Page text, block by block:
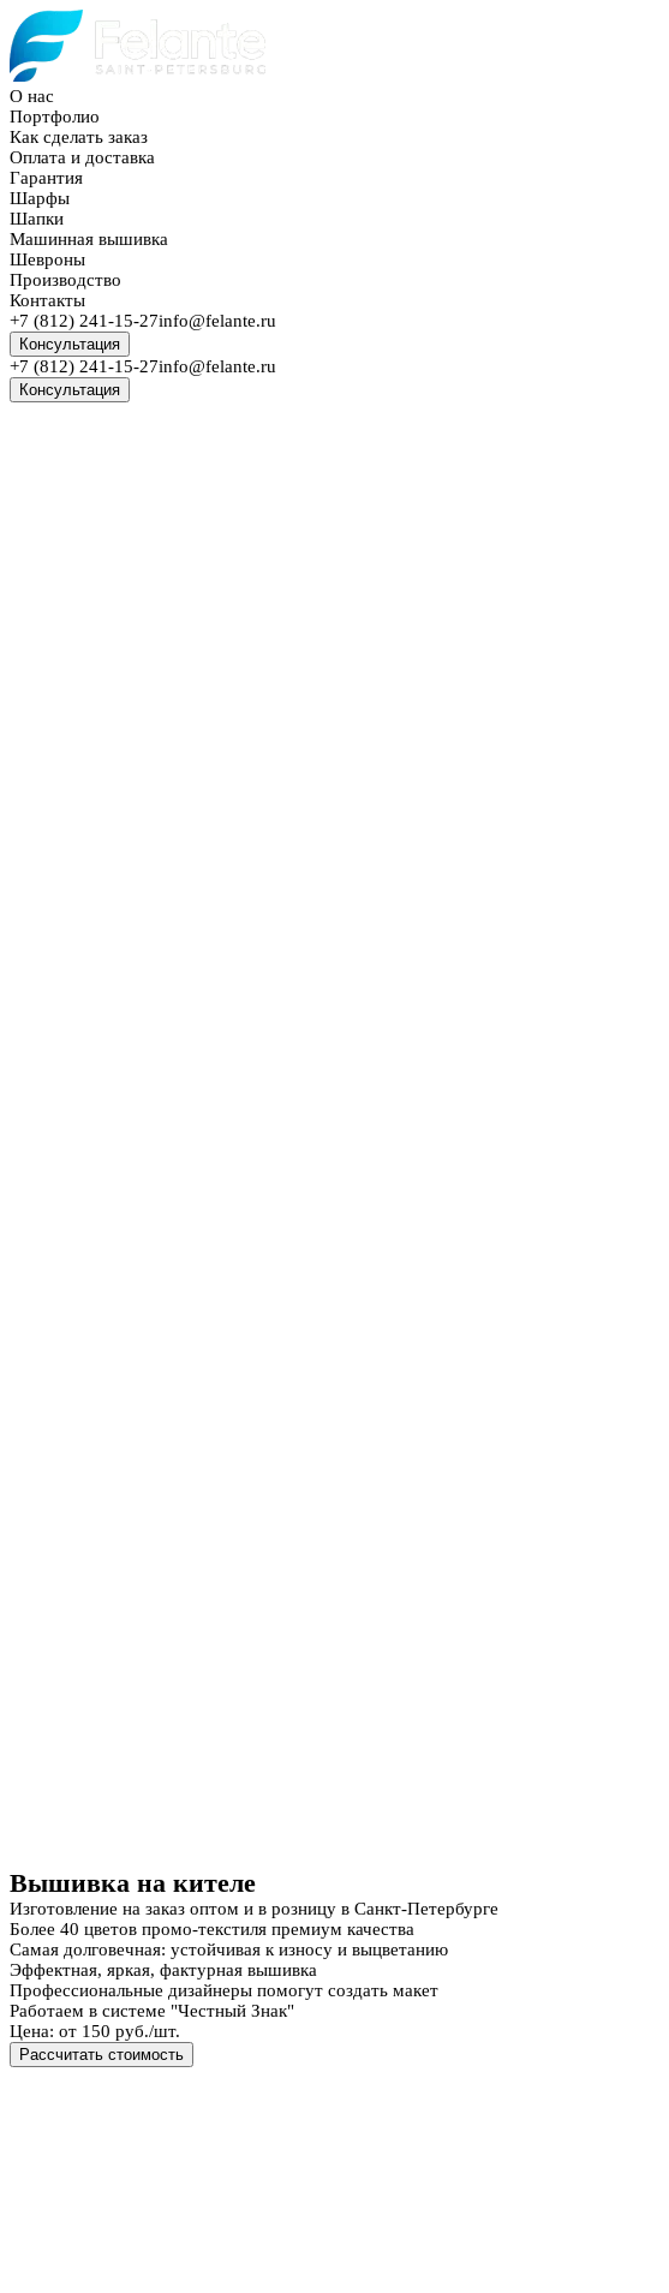
О нас
Портфолио
Как сделать заказ
Оплата и доставка
Гарантия
Шарфы
Шапки
Машинная вышивка
Шевроны
Производство
Контакты
+7 (812) 241-15-27info@felante.ru
Консультация
+7 (812) 241-15-27info@felante.ru
Консультация
Вышивка на кителе
Изготовление на заказ оптом и в розницу в Санкт-Петербурге
Более 40 цветов промо-текстиля премиум качества
Самая долговечная: устойчивая к износу и выцветанию
Эффектная, яркая, фактурная вышивка
Профессиональные дизайнеры помогут создать макет
Работаем в системе "Честный Знак"
Цена: от 150 руб./шт.
Рассчитать стоимость